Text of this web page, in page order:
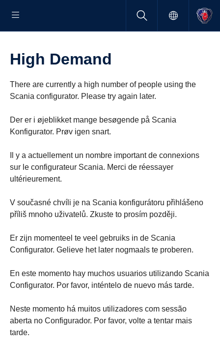
High Demand
There are currently a high number of people using the
Scania configurator. Please try again later.
Der er i øjeblikket mange besøgende på Scania
Konfigurator. Prøv igen snart.
Il y a actuellement un nombre important de connexions
sur le configurateur Scania. Merci de réessayer
ultérieurement.
V současné chvíli je na Scania konfigurátoru přihlášeno
příliš mnoho uživatelů. Zkuste to prosím později.
Er zijn momenteel te veel gebruiks in de Scania
Configurator. Gelieve het later nogmaals te proberen.
En este momento hay muchos usuarios utilizando Scania
Configurator. Por favor, inténtelo de nuevo más tarde.
Neste momento há muitos utilizadores com sessão
aberta no Configurador. Por favor, volte a tentar mais
tarde.